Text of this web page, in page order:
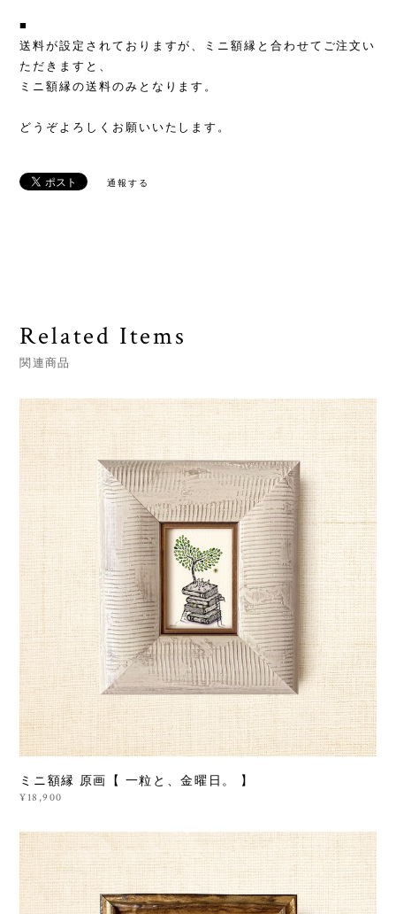
■
送料が設定されておりますが、ミニ額縁と合わせてご注文い
ただきますと、
ミニ額縁の送料のみとなります。
どうぞよろしくお願いいたします。
通報する
Related Items
関連商品
ミニ額縁 原画【 一粒と、金曜日。 】
¥18,900